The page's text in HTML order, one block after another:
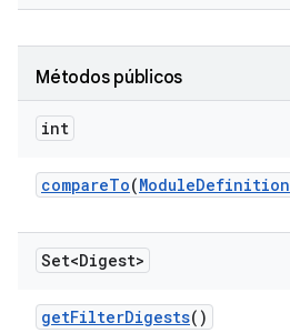
Métodos públicos
int
compareTo(ModuleDefinition
Set<Digest>
getFilterDigests()